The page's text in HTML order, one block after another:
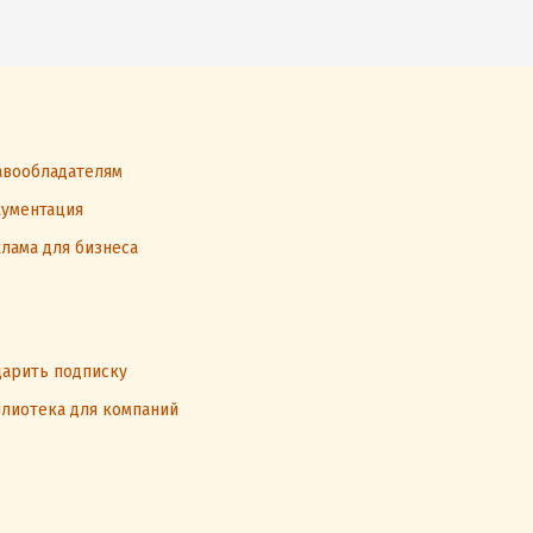
для бизнеса
подписку
для компаний